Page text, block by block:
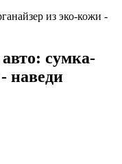
из эко-кожи -
сумка-
наведи